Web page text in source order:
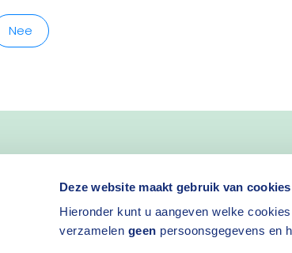
Deze website maakt gebruik van cookies
Hieronder kunt u aangeven welke
verzamelen geen persoonsgegevens en
Nee
hoogte van nieuws